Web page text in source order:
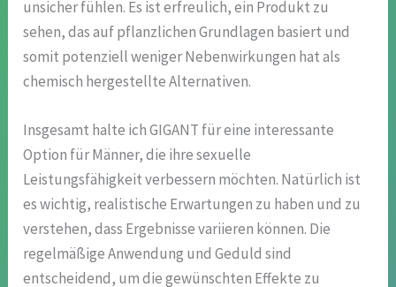
unsicher fühlen. Es ist erfreulich, ein Produkt zu
sehen, das auf pflanzlichen Grundlagen basiert und
somit potenziell weniger Nebenwirkungen hat als
chemisch hergestellte Alternativen.
Insgesamt halte ich GIGANT für eine interessante
Option für Männer, die ihre sexuelle
Leistungsfähigkeit verbessern möchten. Natürlich ist
es wichtig, realistische Erwartungen zu haben und zu
verstehen, dass Ergebnisse variieren können. Die
regelmäßige Anwendung und Geduld sind
entscheidend, um die gewünschten Effekte zu